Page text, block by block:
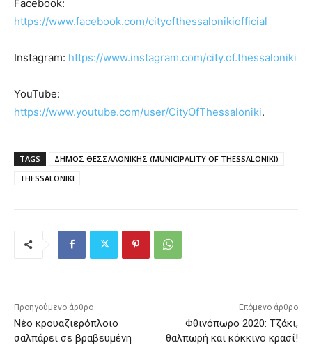
Facebook:
https://www.facebook.com/cityofthessalonikiofficial
Instagram: https://www.instagram.com/city.of.thessaloniki
YouTube:
https://www.youtube.com/user/CityOfThessaloniki.
TAGS
ΔΗΜΟΣ ΘΕΣΣΑΛΟΝΙΚΗΣ (MUNICIPALITY OF THESSALONIKI)
THESSALONIKI
Προηγούμενο άρθρο
Νέο κρουαζιερόπλοιο
σαλπάρει σε βραβευμένη
Επόμενο άρθρο
Φθινόπωρο 2020: Τζάκι,
θαλπωρή και κόκκινο κρασί!